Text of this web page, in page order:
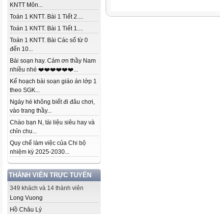
KNTT Môn...
Toán 1 KNTT. Bài 1 Tiết 2....
Toán 1 KNTT. Bài 1 Tiết 1....
Toán 1 KNTT. Bài Các số từ 0
đến 10...
Bài soạn hay. Cảm ơn thầy Nam
nhiều nhé ❤️❤️❤️❤️❤️❤️...
Kế hoạch bài soạn giáo án lớp 1
theo SGK...
Ngày hè không biết đi đâu chơi,
vào trang thầy...
Chào bạn N, tài liệu siêu hay và
chỉn chu...
Quy chế làm việc của Chi bộ
nhiệm kỳ 2025-2030...
THÀNH VIÊN TRỰC TUYẾN
349 khách và 14 thành viên
Long Vuong
Hồ Châu Lý